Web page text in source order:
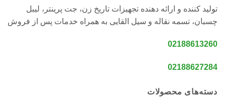
تولید کننده و ارائه دهنده تجهیزات تاریخ زن، جت پرینتر، لیبل
چسبان، تسمه نقاله و سیل القایی به همراه خدمات پس از فروش
02188613260
02188627284
دسته‌های محصولات